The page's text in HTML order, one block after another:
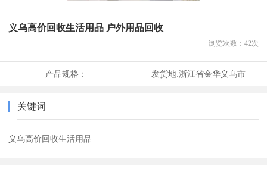
义乌高价回收生活用品 户外用品回收
浏览次数： 42次
产品规格： 发货地:浙江省金华义乌市
关键词
义乌高价回收生活用品